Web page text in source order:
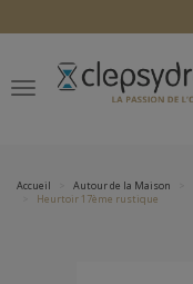
Accueil Autour de la Maison
Heurtoir 17ème rustique